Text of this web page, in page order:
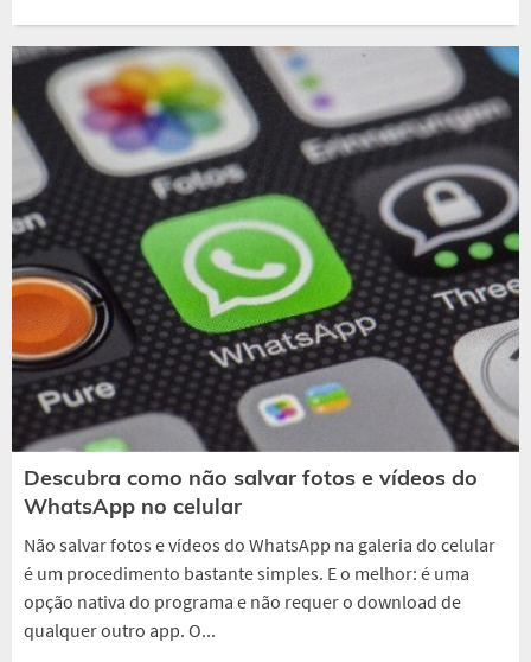
Descubra como não salvar fotos e vídeos do
WhatsApp no celular
Não salvar fotos e vídeos do WhatsApp na galeria do celular
é um procedimento bastante simples. E o melhor: é uma
opção nativa do programa e não requer o download de
qualquer outro app. O...